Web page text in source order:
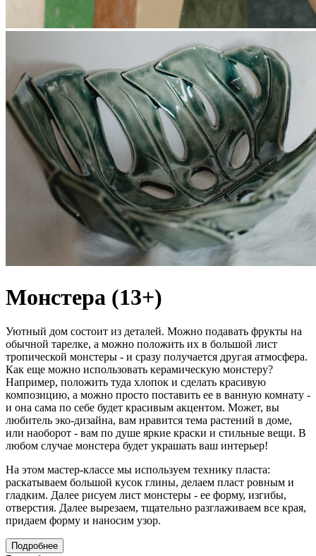
Монстера (13+)
Уютный дом состоит из деталей. Можно подавать фрукты на
обычной тарелке, а можно положить их в большой лист
тропической монстеры - и сразу получается другая атмосфера.
Как еще можно использовать керамическую монстеру?
Например, положить туда хлопок и сделать красивую
композицию, а можно просто поставить ее в ванную комнату -
и она сама по себе будет красивым акцентом. Может, вы
любитель эко-дизайна, вам нравится тема растений в доме,
или наоборот - вам по душе яркие краски и стильные вещи. В
любом случае монстера будет украшать ваш интерьер!
На этом мастер-классе мы используем технику пласта:
раскатываем большой кусок глины, делаем пласт ровным и
гладким. Далее рисуем лист монстеры - ее форму, изгибы,
отверстия. Далее вырезаем, тщательно разглаживаем все края,
придаем форму и наносим узор.
Подробнее